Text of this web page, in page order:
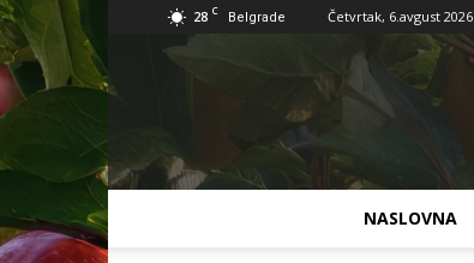
28 C Belgrade Četvrtak, 6.avgust 2026
NASLOVNA